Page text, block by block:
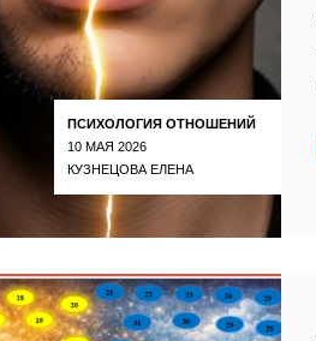
ПСИХОЛОГИЯ ОТНОШЕНИЙ
10 МАЯ 2026
КУЗНЕЦОВА ЕЛЕНА